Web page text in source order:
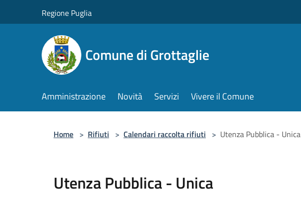
Regione Puglia
Comune di Grottaglie
Amministrazione Novità Servizi Vivere il Comune
Home > Rifiuti > Calendari raccolta rifiuti > Utenza Pubblica - Unica
Utenza Pubblica - Unica